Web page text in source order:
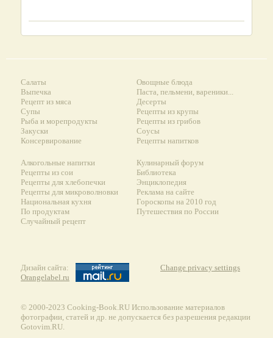
Салаты
Выпечка
Рецепт из мяса
Супы
Рыба и морепродукты
Закуски
Консервирование
Овощные блюда
Паста, пельмени, вареники...
Десерты
Рецепты из крупы
Рецепты из грибов
Соусы
Рецепты напитков
Алкогольные напитки
Рецепты из сои
Рецепты для хлебопечки
Рецепты для микроволновки
Национальная кухня
По продуктам
Случайный рецепт
Кулинарный форум
Библиотека
Энциклопедия
Реклама на сайте
Гороскопы на 2010 год
Путешествия по России
Дизайн сайта:
Orangelabel.ru
Change privacy settings
© 2000-2023 Сooking-Book.RU Использование материалов
фотографии, статей и др. не допускается без разрешения редакции
Gotovim.RU.